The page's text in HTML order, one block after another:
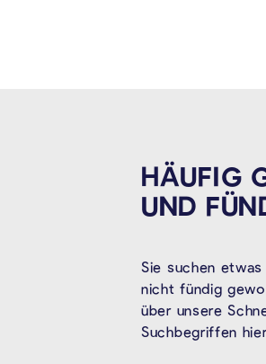
HÄUFIG
UND
Sie suchen
nicht fündig
über unsere
Suchbegriffen